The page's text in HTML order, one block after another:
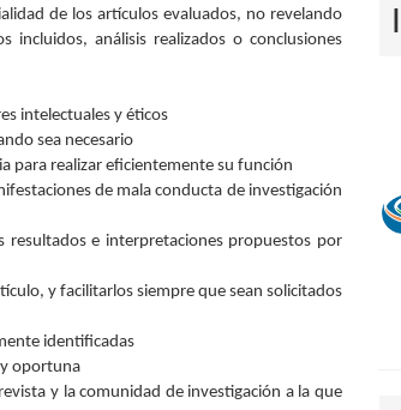
de los artículos evaluados, no revelando
análisis realizados o conclusiones
intelectuales y éticos
sea necesario
para realizar eficientemente su función
de mala conducta de investigación
resultados e interpretaciones propuestos por
y facilitarlos siempre que sean solicitados
identificadas
y oportuna
y la comunidad de investigación a la que